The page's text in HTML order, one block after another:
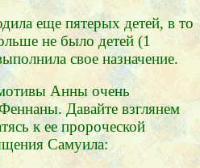
еще пятерых детей, в то
не было детей (1
свое назначение.
Анны очень
Давайте взглянем
к ее пророческой
Самуила: